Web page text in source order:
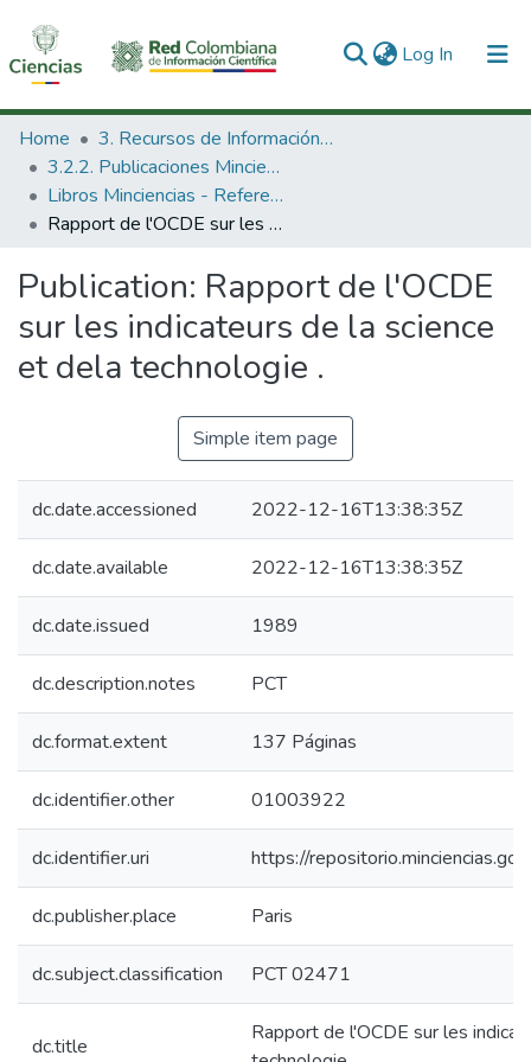
Log In (current)
Communities & Collections
All of DSpace
Statistics
Home
3. Recursos de Información Científica y Tecnológica
3.2.2. Publicaciones Minciencias
Libros Minciencias - Referenciales
Rapport de l'OCDE sur les indicateurs de la science et dela technologie .
Publication: Rapport de l'OCDE
sur les indicateurs de la science
et dela technologie .
Simple item page
dc.date.accessioned 2022-12-16T13:38:35Z
dc.date.available 2022-12-16T13:38:35Z
dc.date.issued 1989
dc.description.notes PCT
dc.format.extent 137 Páginas
dc.identifier.other 01003922
dc.identifier.uri https://
dc.publisher.place Paris
dc.subject.classification PCT 02471
dc.title
Rapport de l'OCDE sur les